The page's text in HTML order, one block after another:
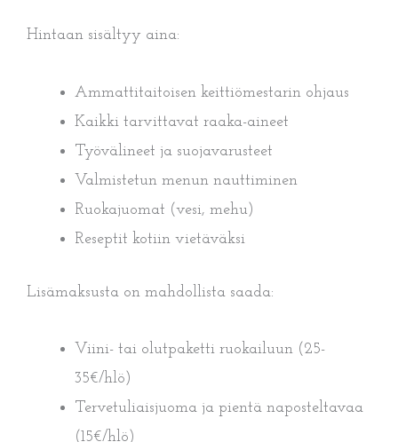
Hintaan sisältyy aina:
Ammattitaitoisen keittiömestarin ohjaus
Kaikki tarvittavat raaka-aineet
Työvälineet ja suojavarusteet
Valmistetun menun nauttiminen
Ruokajuomat (vesi, mehu)
Reseptit kotiin vietäväksi
Lisämaksusta on mahdollista saada:
Viini- tai olutpaketti ruokailuun (25-
35€/hlö)
Tervetuliaisjuoma ja pientä naposteltavaa
(15€/hlö)